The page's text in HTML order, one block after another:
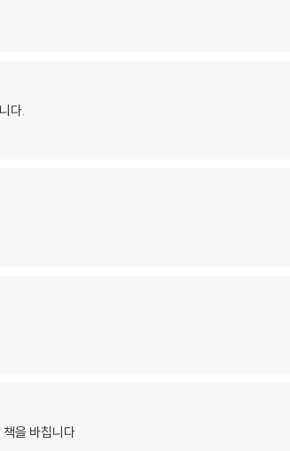
다.
을 바칩니다